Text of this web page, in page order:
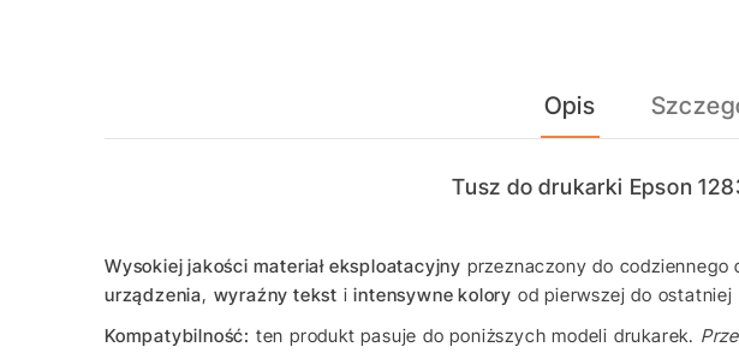
Opis
Tusz do drukarki Epson
Wysokiej jakości materiał eksploatacyjny przeznaczony do
urządzenia, wyraźny tekst iintensywne kolory od pierwszej do ostatniej
Kompatybilność: ten produkt pasuje do poniższych modeli drukarek.